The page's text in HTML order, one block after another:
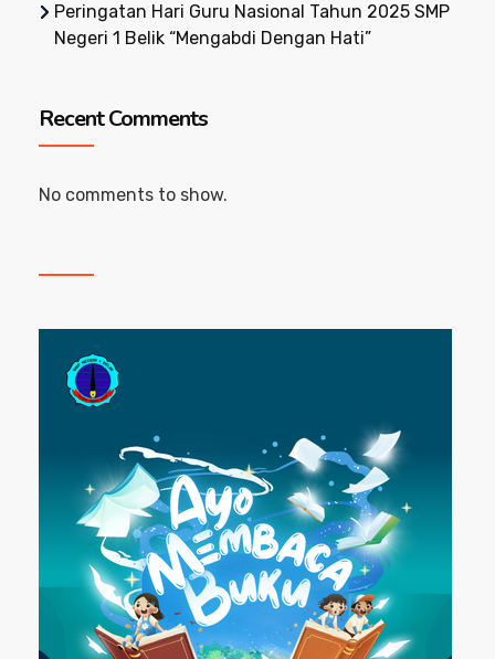
Peringatan Hari Guru Nasional Tahun 2025 SMP
Negeri 1 Belik “Mengabdi Dengan Hati”
Recent Comments
No comments to show.